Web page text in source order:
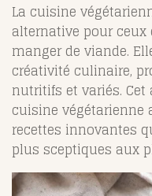
La cuisine
alternative pour
manger de viande.
créativité culinaire,
nutritifs et variés.
cuisine végétarienne
recettes innovantes
plus sceptiques aux